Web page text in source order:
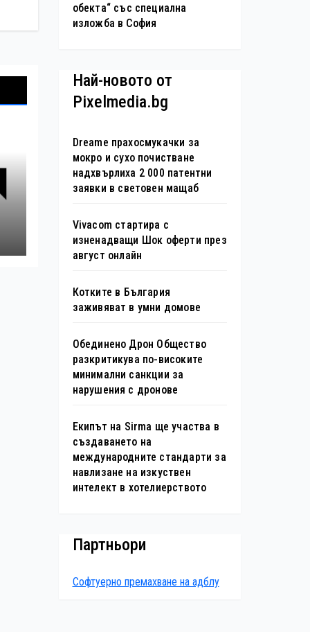
обекта“ със специална
изложба в София
Най-новото от
Pixelmedia.bg
Dreame прахосмукачки за
мокро и сухо почистване
надхвърлиха 2 000 патентни
заявки в световен мащаб
Vivacom стартира с
изненадващи Шок оферти през
август онлайн
Котките в България
заживяват в умни домове
Обединено Дрон Общество
разкритикува по-високите
минимални санкции за
нарушения с дронове
Екипът на Sirma ще участва в
създаването на
международните стандарти за
навлизане на изкуствен
интелект в хотелиерството
Партньори
Софтуерно премахване на адблу